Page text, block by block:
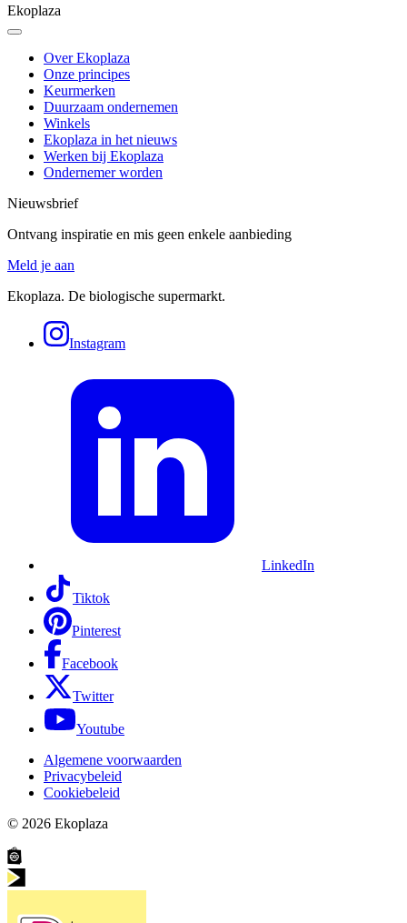
Ekoplaza
Over Ekoplaza
Onze principes
Keurmerken
Duurzaam ondernemen
Winkels
Ekoplaza in het nieuws
Werken bij Ekoplaza
Ondernemer worden
Nieuwsbrief
Ontvang inspiratie en mis geen enkele aanbieding
Meld je aan
Ekoplaza. De biologische supermarkt.
Instagram
LinkedIn
Tiktok
Pinterest
Facebook
Twitter
Youtube
Algemene voorwaarden
Privacybeleid
Cookiebeleid
© 2026 Ekoplaza